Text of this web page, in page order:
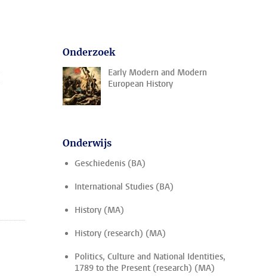
Onderzoek
Early Modern and Modern
European History
Onderwijs
Geschiedenis (BA)
International Studies (BA)
History (MA)
History (research) (MA)
Politics, Culture and National Identities,
1789 to the Present (research) (MA)